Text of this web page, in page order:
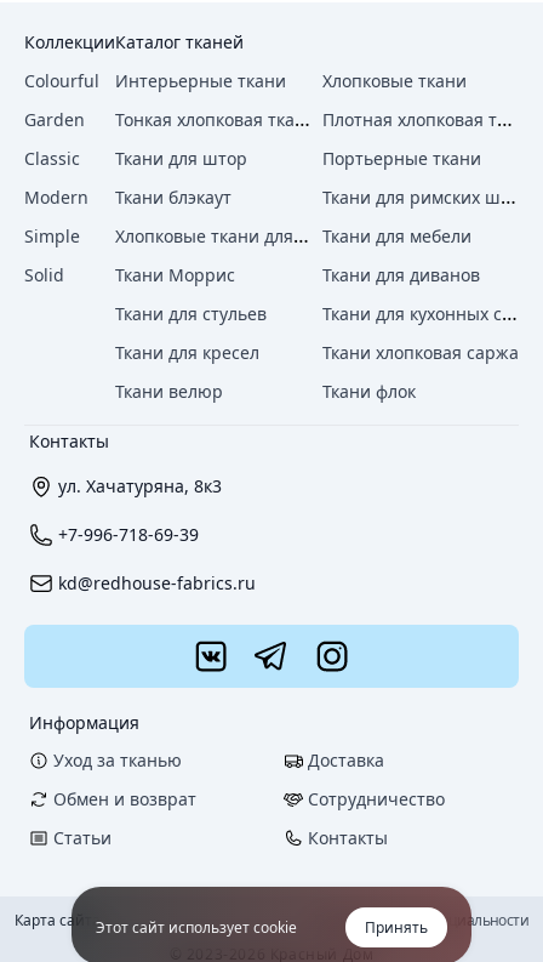
Контакты
ул. Хачатуряна, 8к3
+7-996-718-69-39
kd@redhouse-fabrics.ru
Коллекции
Colourful
Garden
Classic
Modern
Simple
Solid
Каталог тканей
Интерьерные ткани
Хлопковые ткани
Тонкая хлопковая ткань Плотная хлопковая ткань
Ткани для штор
Портьерные ткани
Ткани блэкаут
Ткани для римских штор
Хлопковые ткани для штор
Ткани для мебели
Ткани Моррис
Ткани для диванов
Ткани для стульев
Ткани для кухонных стульев
Ткани для кресел
Ткани хлопковая саржа
Ткани велюр
Ткани флок
Информация
Уход за тканью
Доставка
Обмен и возврат
Сотрудничество
Статьи
Контакты
Карта сайта
Политика конфиденциальности
© 2023-2026 Красный Дом
Этот сайт использует cookie Принять